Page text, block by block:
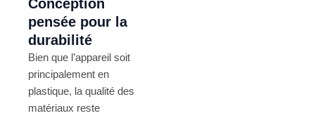
Conception
pensée pour la
durabilité
Bien que l’appareil soit
principalement en
plastique, la qualité des
matériaux reste